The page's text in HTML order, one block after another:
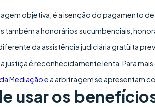
objetiva, é a isenção do pagamento
também a honorários sucumbenciais,
da assistência judiciária gratüita
justiça é reconhecidamente lenta. Para
Mediaçãoe a arbitragem se apresentam
usar os